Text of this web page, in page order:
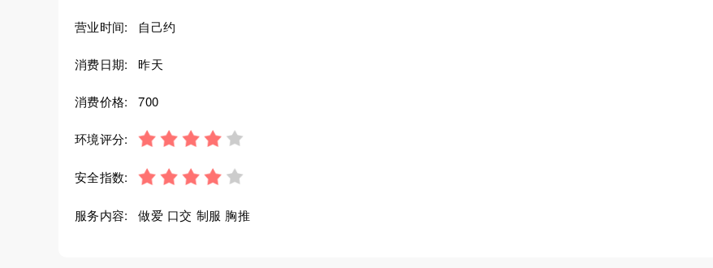
营业时间: 自己约
消费日期: 昨天
消费价格: 700
环境评分:
安全指数:
服务内容: 做爱 口交 制服 胸推